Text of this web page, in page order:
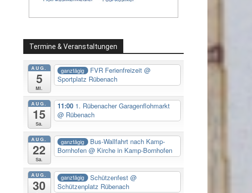
Termine & Veranstaltungen
AUG.
5
Mi.
ganztägig FVR Ferienfreizeit@
Sportplatz Rübenach
AUG.
15
Sa.
11:00 1. Rübenacher Garagenflohmarkt
@ Rübenach
AUG.
22
Sa.
ganztägig
Bus-Wallfahrt nach Kamp-
Bornhofen @ Kirche in Kamp-Bornhofen
AUG.
30
ganztägig Schützenfest@
Schützenplatz Rübenach